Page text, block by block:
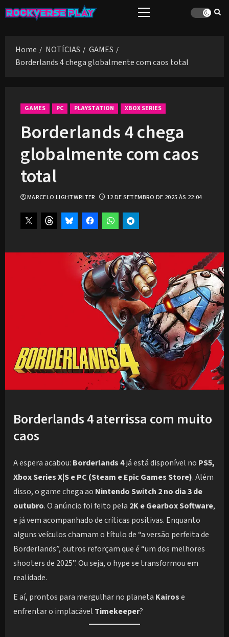
Skip
to
Primary
Home
NOTÍCIAS
GAMES
Borderlands 4 chega globalmente com caos total
GAMES PC PLAYSTATION XBOX SERIES
Borderlands 4 chega
globalmente com caos
total
MARCELO LIGHTWRITER 12 DE SETEMBRO DE 2025 ÀS 22:04
Borderlands 4 aterrissa com muito
caos
A espera acabou: Borderlands 4já está disponível no PS5,
Xbox Series X|S e PC (Steam e Epic Games Store). Além
disso, o game chega ao Nintendo Switch 2 no dia 3 de
outubro. O anúncio foi feito pela 2K e Gearbox Software,
e já vem acompanhado de críticas positivas. Enquanto
alguns veículos chamam o título de “a versão perfeita de
Borderlands”, outros reforçam que é “um dos melhores
shooters de 2025”. Ou seja, o hype se transformou em
realidade.
E aí, prontos para mergulhar no planeta Kairose
enfrentar o implacável Timekeeper?